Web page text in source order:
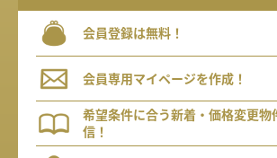
会員登録は無料！
会員専用マイページを作成！
希望条件に合う新着・価格変更物
信！